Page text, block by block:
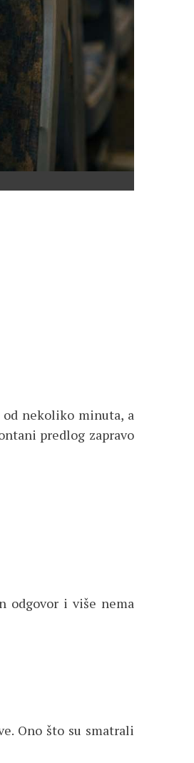
nekoliko minuta, a
predlog zapravo
odgovor i više nema
Ono što su smatrali